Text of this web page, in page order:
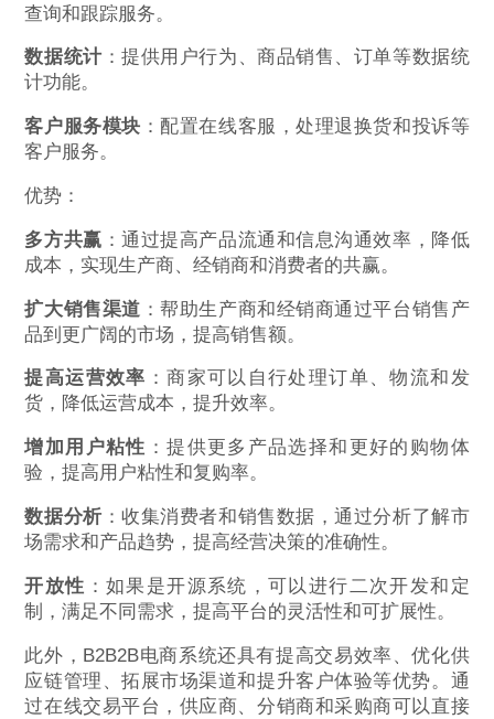
查询和跟踪服务。
数据统计：提供用户行为、商品销售、订单等数据统
计功能。
客户服务模块 ：配置在线客服，处理退换货和投诉等
客户服务。
优势：
多方共赢 ：通过提高产品流通和信息沟通效率，降低
成本，实现生产商、经销商和消费者的共赢。
扩大销售渠道 ：帮助生产商和经销商通过平台销售产
品到更广阔的市场，提高销售额。
提高运营效率 ：商家可以自行处理订单、物流和发
货，降低运营成本，提升效率。
增加用户粘性 ：提供更多产品选择和更好的购物体
验，提高用户粘性和复购率。
数据分析 ：收集消费者和销售数据，通过分析了解市
场需求和产品趋势，提高经营决策的准确性。
开放性 ：如果是开源系统，可以进行二次开发和定
制，满足不同需求，提高平台的灵活性和可扩展性。
此外，B2B2B电商系统还具有提高交易效率、优化供
应链管理、拓展市场渠道和提升客户体验等优势。通
过在线交易平台，供应商、分销商和采购商可以直接